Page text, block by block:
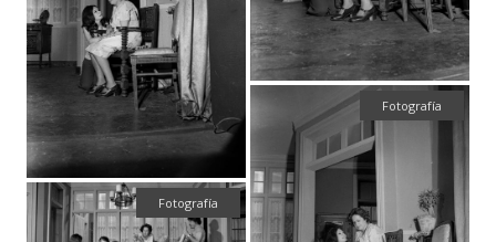
Fotografía
Fotografía